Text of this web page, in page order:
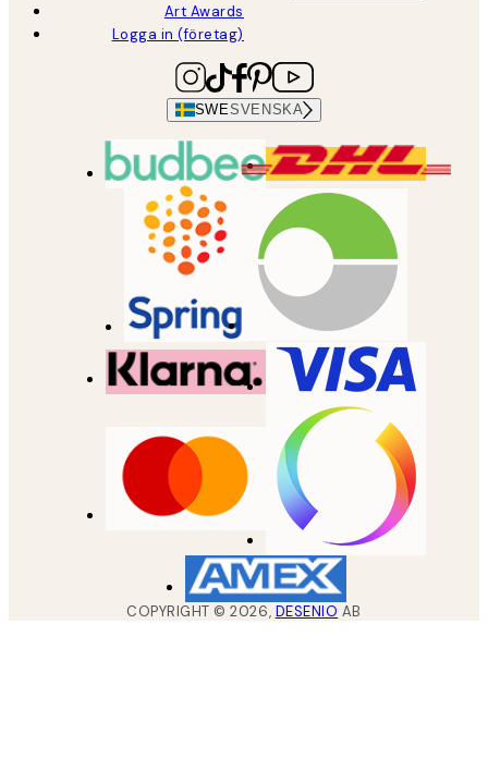
Art Awards
Logga in (företag)
SWESVENSKA
COPYRIGHT ©2026, DESENIO AB